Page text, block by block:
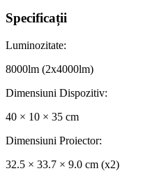
Specificații
Luminozitate:
8000lm (2x4000lm)
Dimensiuni Dispozitiv:
40 × 10 × 35 cm
Dimensiuni Proiector:
32.5 × 33.7 × 9.0 cm (x2)